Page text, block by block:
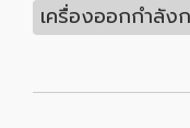
เครื่องออกกำลัง